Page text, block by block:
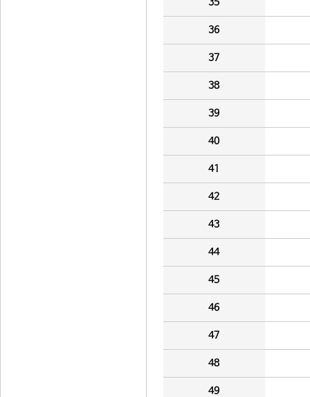
36
37
38
39
40
41
42
43
44
45
46
47
48
49